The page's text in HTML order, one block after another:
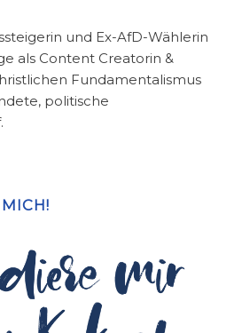
und Ex-AfD-Wählerin
als Content Creatorin &
Fundamentalismus
politische